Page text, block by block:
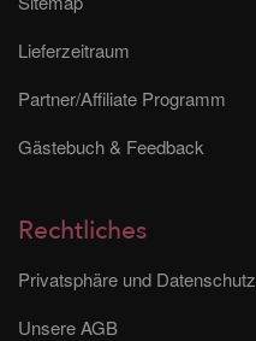
Lieferzeitraum
Partner/Affiliate Programm
Gästebuch & Feedback
Rechtliches
Privatsphäre und Datenschutz
Unsere AGB